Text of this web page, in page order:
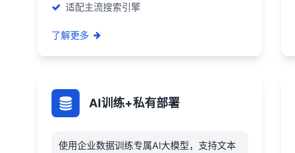
适配主流搜索引擎
了解更多
AI训练+私有部署
使用企业数据训练专属AI大模型，支持文本